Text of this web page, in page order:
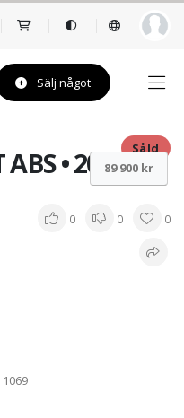
Sälj något
• 2021 Såld
0 0 0
89 900 kr
1069